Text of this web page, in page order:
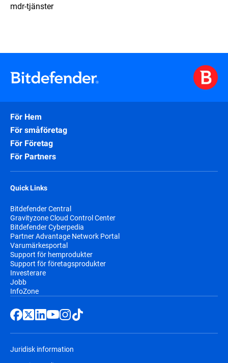
mdr-tjänster
För Hem
För småföretag
För Företag
För Partners
Quick Links
Bitdefender Central
Gravityzone Cloud Control Center
Bitdefender Cyberpedia
Partner Advantage Network Portal
Varumärkesportal
Support för hemprodukter
Support för företagsprodukter
Investerare
Jobb
InfoZone
Juridisk information